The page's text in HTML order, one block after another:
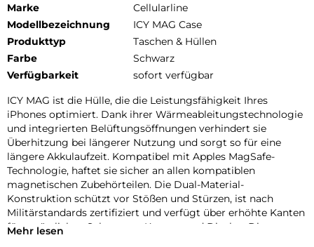
Marke
Cellularline
Modellbezeichnung
ICY MAG Case
Produkttyp
Taschen & Hüllen
Farbe
Schwarz
Verfügbarkeit
sofort verfügbar
ICY MAG ist die Hülle, die die Leistungsfähigkeit Ihres
iPhones optimiert. Dank ihrer Wärmeableitungstechnologie
und integrierten Belüftungsöffnungen verhindert sie
Überhitzung bei längerer Nutzung und sorgt so für eine
längere Akkulaufzeit. Kompatibel mit Apples MagSafe-
Technologie, haftet sie sicher an allen kompatiblen
magnetischen Zubehörteilen. Die Dual-Material-
Konstruktion schützt vor Stößen und Stürzen, ist nach
Militärstandards zertifiziert und verfügt über erhöhte Kanten
für zusätzlichen Schutz von Kamera und Display. Die
Mehr lesen